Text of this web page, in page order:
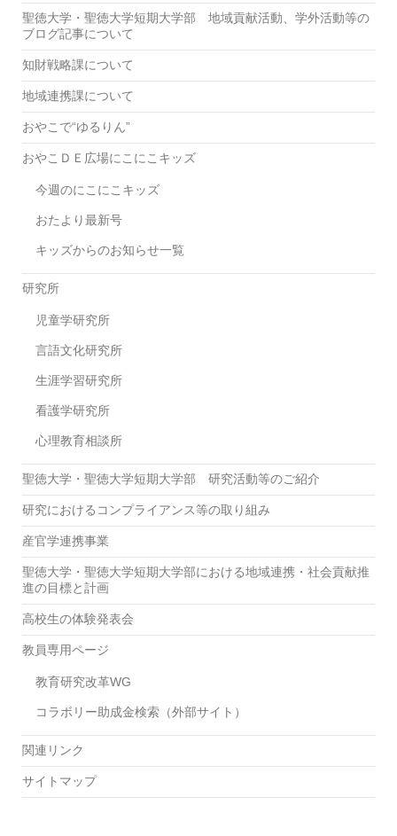
聖徳大学・聖徳大学短期大学部 地域貢献活動、学外活動等の
ブログ記事について
知財戦略課について
地域連携課について
おやこで“ゆるりん”
おやこＤＥ広場にこにこキッズ
今週のにこにこキッズ
おたより最新号
キッズからのお知らせ一覧
研究所
児童学研究所
言語文化研究所
生涯学習研究所
看護学研究所
心理教育相談所
聖徳大学・聖徳大学短期大学部 研究活動等のご紹介
研究におけるコンプライアンス等の取り組み
産官学連携事業
聖徳大学・聖徳大学短期大学部における地域連携・社会貢献推
進の目標と計画
高校生の体験発表会
教員専用ページ
教育研究改革WG
コラボリー助成金検索（外部サイト）
関連リンク
サイトマップ